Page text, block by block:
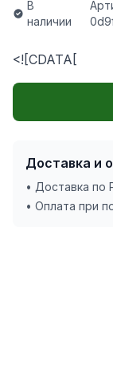
В
наличии
<![CDATA[
Доставка и
• Доставка по
• Оплата при